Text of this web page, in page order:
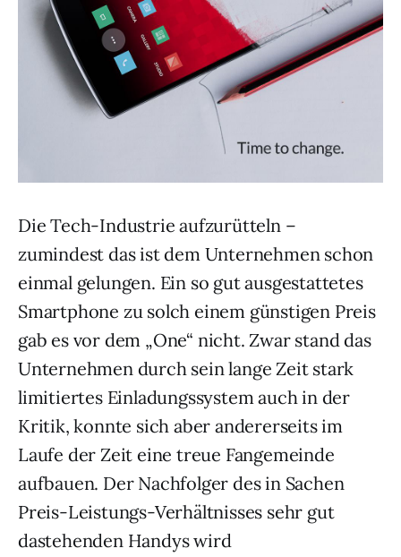
Die Tech-Industrie aufzurütteln –
zumindest das ist dem Unternehmen schon
einmal gelungen. Ein so gut ausgestattetes
Smartphone zu solch einem günstigen Preis
gab es vor dem „One“ nicht. Zwar stand das
Unternehmen durch sein lange Zeit stark
limitiertes Einladungssystem auch in der
Kritik, konnte sich aber andererseits im
Laufe der Zeit eine treue Fangemeinde
aufbauen. Der Nachfolger des in Sachen
Preis-Leistungs-Verhältnisses sehr gut
dastehenden Handys wird